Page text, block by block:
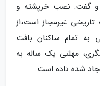
و گفت: نصب خرپشته و
غیرمجاز است،از
به تمام ساکنان بافت
مهلتی یک ساله به
شده داده است.